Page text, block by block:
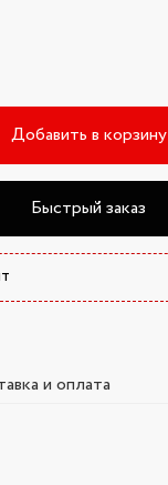
Добавить в корзину
Быстрый заказ
и оплата